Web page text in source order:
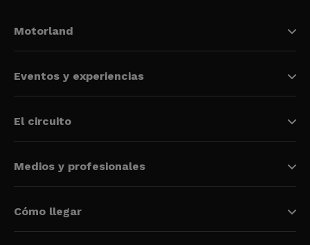
Motorland
Eventos y experiencias
El circuito
Medios y profesionales
Cómo llegar